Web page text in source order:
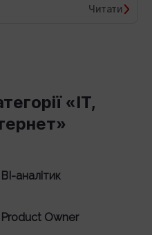
Читати
«IT,
BI-аналітик
Product Owner